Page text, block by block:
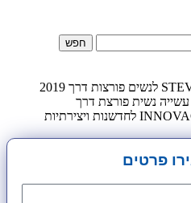
זוכת הפרס העולמי INNOVACTION לחדשנות ויצירתיות
פרטים